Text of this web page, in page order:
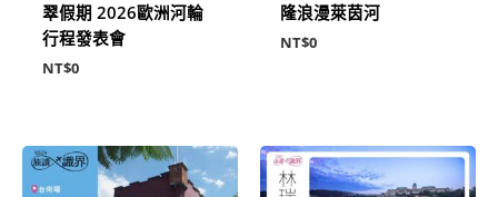
翠假期 2026歐洲河輪
行程發表會
NT$0
隆浪漫萊茵河
NT$0